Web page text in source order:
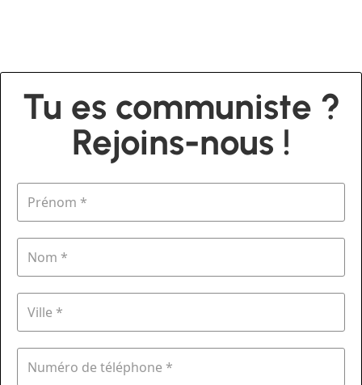
Tu es communiste ?
Rejoins-nous !